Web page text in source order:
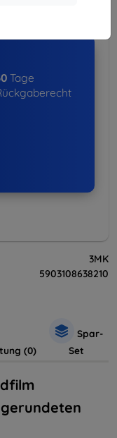
Tage
3MK
5903108638210
(0)
Spar-
Set